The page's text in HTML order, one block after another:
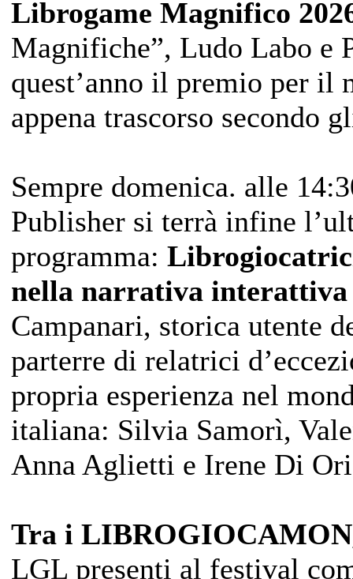
Librogame Magnifico
Magnifiche”, Ludo Labo e
quest’anno il premio per
appena trascorso secondo
Sempre domenica. alle
Publisher si terrà infine
programma:
nella narrativa
Campanari, storica utente
parterre di relatrici
propria esperienza nel
italiana: Silvia Samorì,
Anna Aglietti e Irene Di
Tra i
LGL presenti al festival